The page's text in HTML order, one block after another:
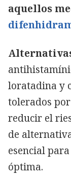
aquellos
loratadina y
tolerados
reducir el
de
esencial
óptima.